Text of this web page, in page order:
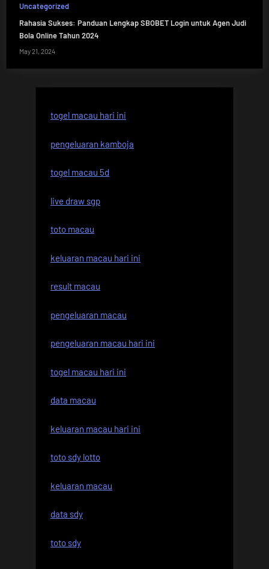
Uncategorized
Rahasia Sukses: Panduan Lengkap SBOBET Login untuk Agen Judi
Bola Online Tahun 2024
May 21, 2024
togel macau hari ini
pengeluaran kamboja
togel macau 5d
live draw sgp
toto macau
keluaran macau hari ini
result macau
pengeluaran macau
pengeluaran macau hari ini
togel macau hari ini
data macau
keluaran macau hari ini
toto sdy lotto
keluaran macau
data sdy
toto sdy